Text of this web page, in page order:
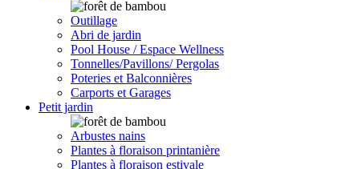
Outillage
Abri de jardin
Pool House / Espace Wellness
Tonnelles/Pavillons/ Pergolas
Poteries et Balconnières
Carports et Garages
Petit jardin
Arbustes nains
Plantes à floraison printanière
Plantes à floraison estivale